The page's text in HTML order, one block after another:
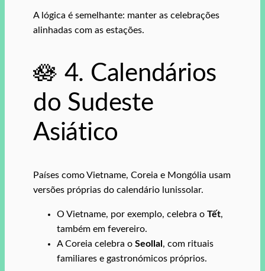
A lógica é semelhante: manter as celebrações
alinhadas com as estações.
🪷 4. Calendários
do Sudeste
Asiático
Países como Vietname, Coreia e Mongólia usam
versões próprias do calendário lunissolar.
O Vietname, por exemplo, celebra o Tết,
também em fevereiro.
A Coreia celebra o Seollal , com rituais
familiares e gastronómicos próprios.